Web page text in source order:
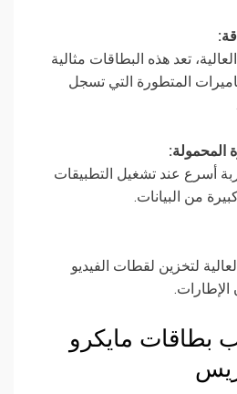
تعد هذه البطاقات مثالية
المتطورة التي تسجل
المحمولة:
أسرع عند تشغيل التطبيقات
من البيانات.
لتخزين لقطات الفيديو
الإطارات.
بطاقات مايكرو